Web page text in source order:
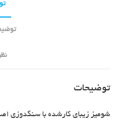
توضیحات
شومیز زیبای کارشده با سنگدوزی